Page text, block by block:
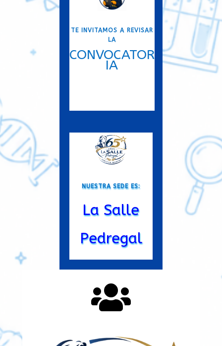
TE INVITAMOS A REVISAR
LA
CONVOCATOR
IA
NUESTRA SEDE ES:
La Salle
Pedregal
